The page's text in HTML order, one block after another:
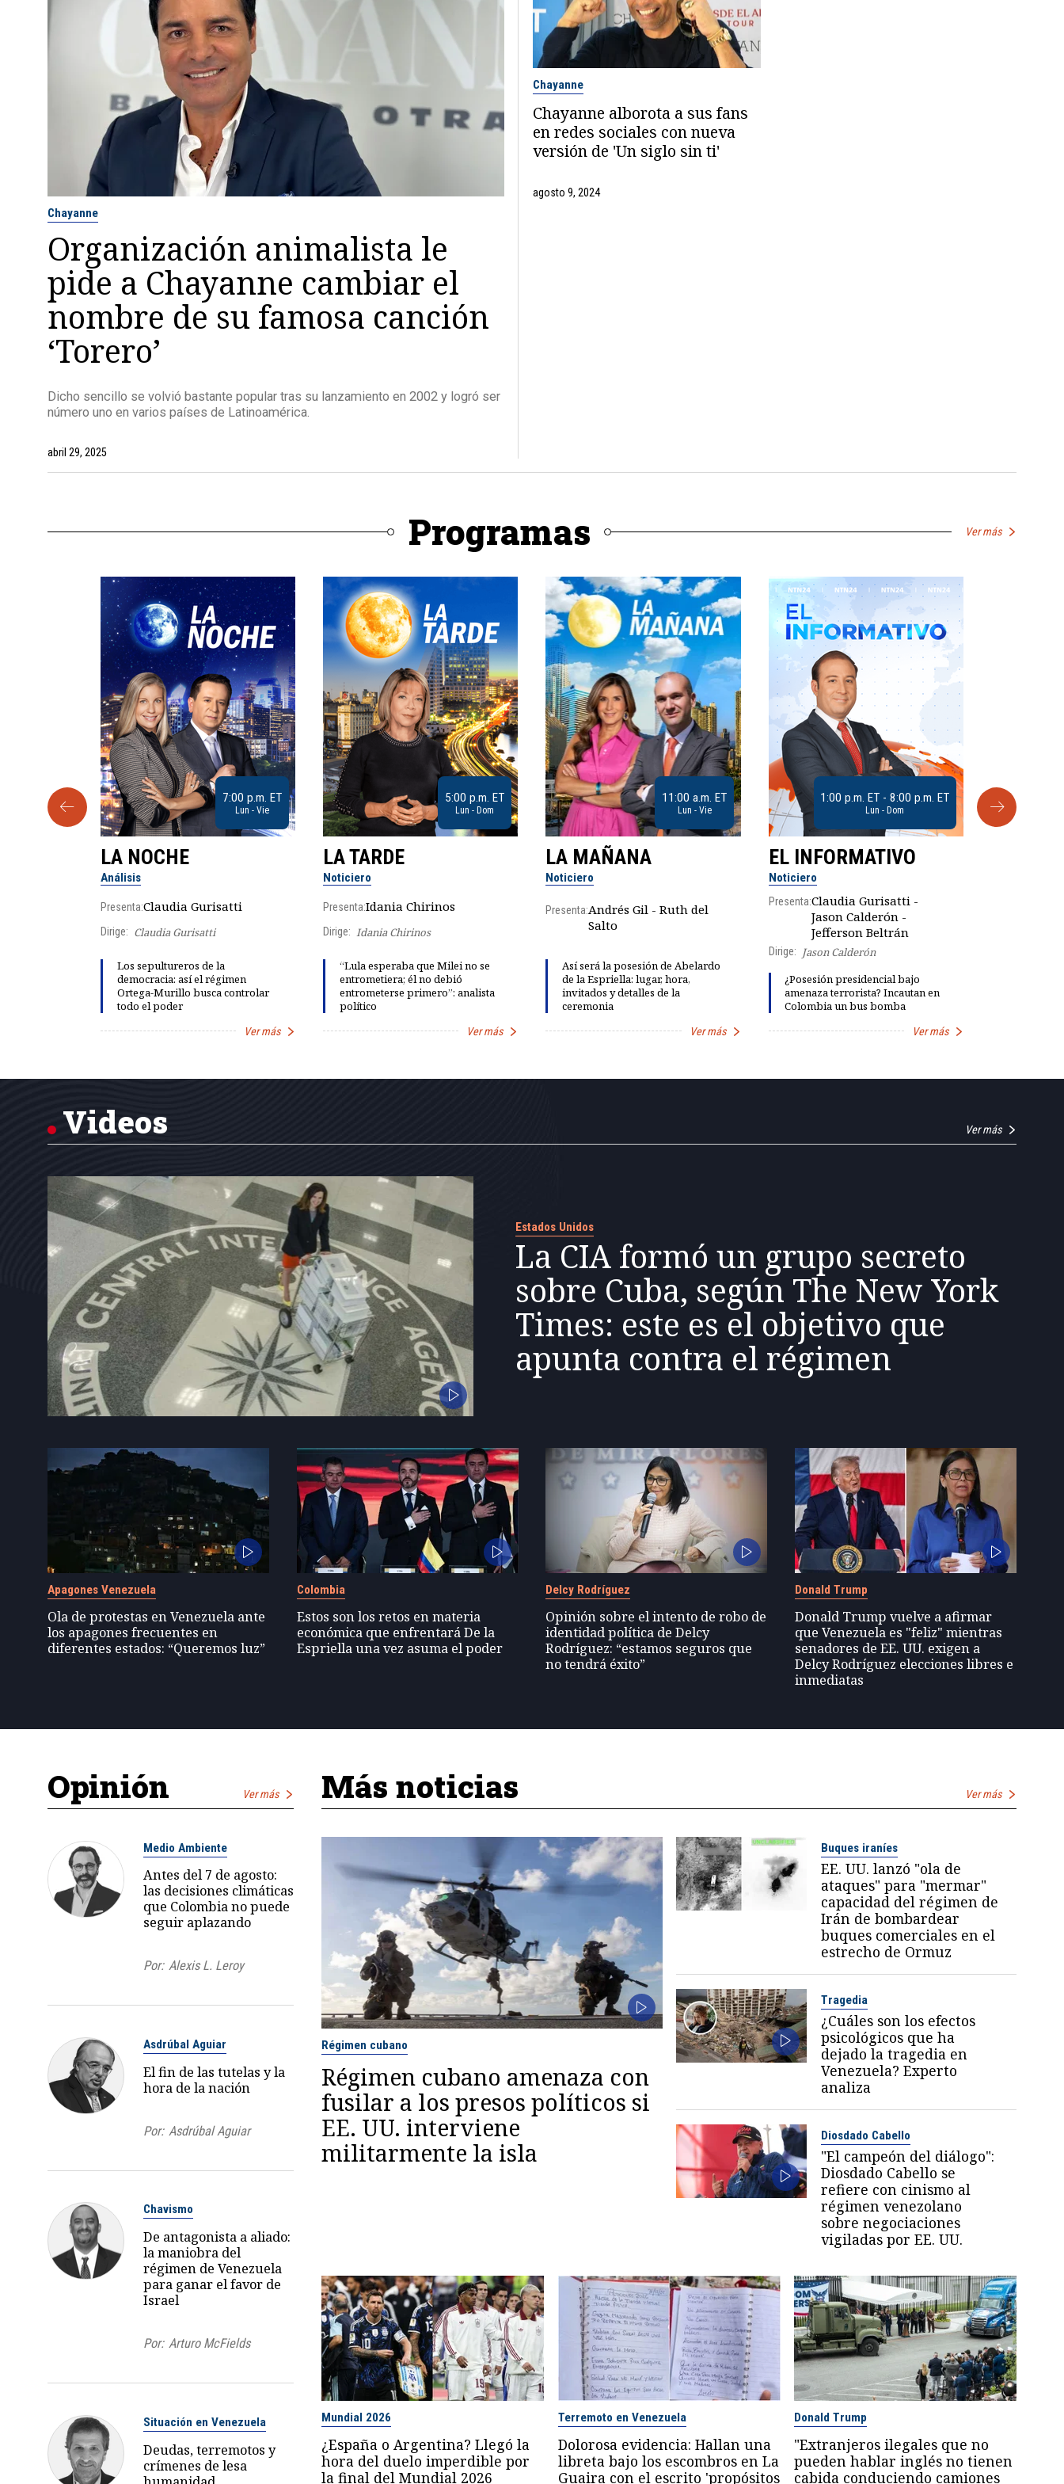
Chayanne
Organización animalista le
pide a Chayanne cambiar el
nombre de su famosa canción
‘Torero’
Dicho sencillo se volvió bastante popular tras su lanzamiento en 2002 y logró ser
número uno en varios países de Latinoamérica.
abril 29, 2025
Chayanne
Chayanne alborota a sus fans
en redes sociales con nueva
versión de 'Un siglo sin ti'
agosto 9, 2024
Programas Ver más
9:30 a.m. ET 7:00 p.m. ET
Lun - Vie
LA NOCHE
Análisis
Presenta:Claudia Gurisatti
Dirige: Claudia Gurisatti
Los sepultureros de la
democracia: así el régimen
Ortega-Murillo busca controlar
todo el poder
Ver más
5:00 p.m. ET
Lun - Dom
LA TARDE
Noticiero
Presenta:Idania Chirinos
Dirige: Idania Chirinos
“Lula esperaba que Milei no se
entrometiera; él no debió
entrometerse primero”: analista
político
Ver más
11:00 a.m. ET
Lun - Vie
LA MAÑANA
Noticiero
Presenta:Andrés Gil - Ruth del
Salto
Así será la posesión de Abelardo
de la Espriella: lugar, hora,
invitados y detalles de la
ceremonia
Ver más
1:00 p.m. ET - 8:00 p.m. ET
Lun - Dom
EL INFORMATIVO
Noticiero
Presenta:Claudia Gurisatti -
Jason Calderón -
Jefferson Beltrán
Dirige:
Jason Calderón
¿Posesión presidencial bajo
amenaza terrorista? Incautan en
Colombia un bus bomba
Ver más
of
Videos Ver más
Estados Unidos
La CIA formó un grupo secreto
sobre Cuba, según The New York
Times: este es el objetivo que
apunta contra el régimen
Apagones Venezuela
Ola de protestas en Venezuela ante
los apagones frecuentes en
diferentes estados: “Queremos luz”
Colombia
Estos son los retos en materia
económica que enfrentará De la
Espriella una vez asuma el poder
Delcy Rodríguez
Opinión sobre el intento de robo de
identidad política de Delcy
Rodríguez: “estamos seguros que
no tendrá éxito”
Donald Trump
Donald Trump vuelve a afirmar
que Venezuela es "feliz" mientras
senadores de EE. UU. exigen a
Delcy Rodríguez elecciones libres e
inmediatas
Opinión Ver más
Medio Ambiente
Antes del 7 de agosto:
las decisiones climáticas
que Colombia no puede
seguir aplazando
Por: Alexis L. Leroy
Asdrúbal Aguiar
El fin de las tutelas y la
hora de la nación
Por: Asdrúbal Aguiar
Chavismo
De antagonista a aliado:
la maniobra del
régimen de Venezuela
para ganar el favor de
Israel
Por: Arturo McFields
Situación en Venezuela
Deudas, terremotos y
crímenes de lesa
Más noticias Ver más
Régimen cubano
Régimen cubano amenaza con
fusilar a los presos políticos si
EE. UU. interviene
militarmente la isla
Buques iraníes
EE. UU. lanzó "ola de
ataques" para "mermar"
capacidad del régimen de
Irán de bombardear
buques comerciales en el
estrecho de Ormuz
Tragedia
¿Cuáles son los efectos
psicológicos que ha
dejado la tragedia en
Venezuela? Experto
analiza
Diosdado Cabello
"El campeón del diálogo":
Diosdado Cabello se
refiere con cinismo al
régimen venezolano
sobre negociaciones
vigiladas por EE. UU.
Mundial 2026
¿España o Argentina? Llegó la
hora del duelo imperdible por
la final del Mundial 2026
Terremoto en Venezuela
Dolorosa evidencia: Hallan una
libreta bajo los escombros en La
Guaira con el escrito 'propósitos
Donald Trump
"Extranjeros ilegales que no
pueden hablar inglés no tienen
cabida conduciendo camiones